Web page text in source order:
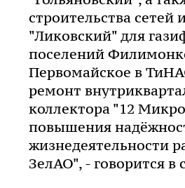
строительства сетей
"Ликовский" для
поселений
Первомайское в
ремонт
коллектора "12
повышения
жизнедеятельности
ЗелАО", - говорится в